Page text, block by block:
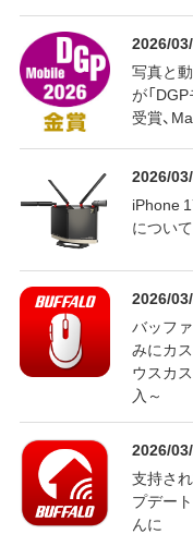
2026/
写真と
が「
受賞、
2026/
iPhone
について
2026/
バッフ
みにカ
ウスカ
入～
2026/
支持さ
プデー
んに